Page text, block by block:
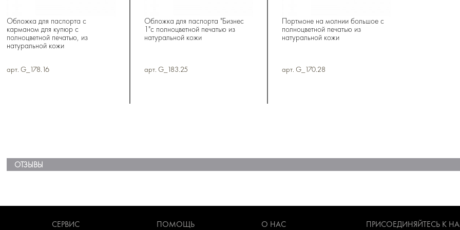
Обложка для паспорта с
карманом для купюр с
полноцветной печатью, из
натуральной кожи
арт. G_178.16
Обложка для паспорта "Бизнес
1"с полноцветной печатью из
натуральной кожи
арт. G_183.25
Портмоне на молнии большое с
полноцветной печатью из
натуральной кожи
арт. G_170.28
ОТЗЫВЫ
СЕРВИС ПОМОЩЬ О НАС ПРИСОЕДИНЯЙТЕСЬ К